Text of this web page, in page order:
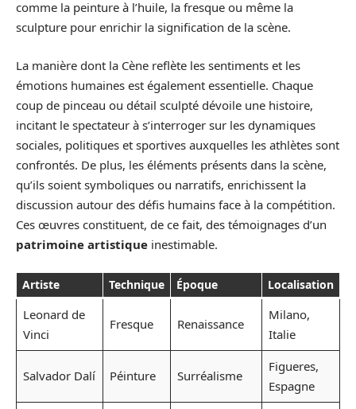
comme la peinture à l’huile, la fresque ou même la
sculpture pour enrichir la signification de la scène.
La manière dont la Cène reflète les sentiments et les
émotions humaines est également essentielle. Chaque
coup de pinceau ou détail sculpté dévoile une histoire,
incitant le spectateur à s’interroger sur les dynamiques
sociales, politiques et sportives auxquelles les athlètes sont
confrontés. De plus, les éléments présents dans la scène,
qu’ils soient symboliques ou narratifs, enrichissent la
discussion autour des défis humains face à la compétition.
Ces œuvres constituent, de ce fait, des témoignages d’un
patrimoine artistique inestimable.
Artiste Technique Époque Localisation
Leonard de
Vinci
Fresque Renaissance
Milano,
Italie
Salvador Dalí Péinture Surréalisme
Figueres,
Espagne